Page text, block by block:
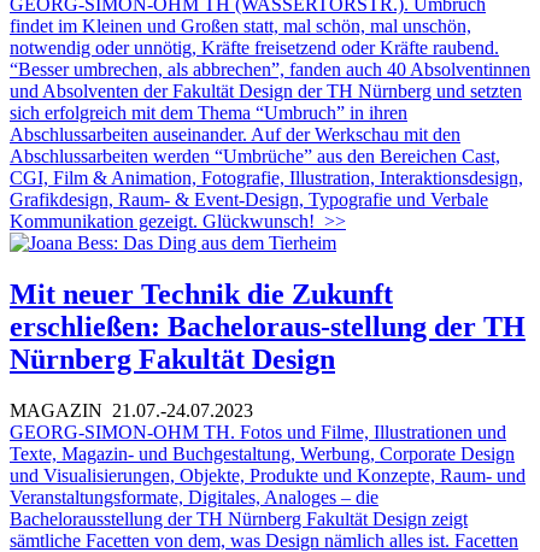
GEORG-SIMON-OHM TH (WASSERTORSTR.). Umbruch
findet im Kleinen und Großen statt, mal schön, mal unschön,
notwendig oder unnötig, Kräfte freisetzend oder Kräfte raubend.
“Besser umbrechen, als abbrechen”, fanden auch 40 Absolventinnen
und Absolventen der Fakultät Design der TH Nürnberg und setzten
sich erfolgreich mit dem Thema “Umbruch” in ihren
Abschlussarbeiten auseinander. Auf der Werkschau mit den
Abschlussarbeiten werden “Umbrüche” aus den Bereichen Cast,
CGI, Film & Animation, Fotografie, Illustration, Interaktionsdesign,
Grafikdesign, Raum- & Event-Design, Typografie und Verbale
Kommunikation gezeigt. Glückwunsch! >>
Mit neuer Technik die Zukunft
erschließen: Bacheloraus-stellung der TH
Nürnberg Fakultät Design
MAGAZIN 21.07.-24.07.2023
GEORG-SIMON-OHM TH. Fotos und Filme, Illustrationen und
Texte, Magazin- und Buchgestaltung, Werbung, Corporate Design
und Visualisierungen, Objekte, Produkte und Konzepte, Raum- und
Veranstaltungsformate, Digitales, Analoges – die
Bachelorausstellung der TH Nürnberg Fakultät Design zeigt
sämtliche Facetten von dem, was Design nämlich alles ist. Facetten